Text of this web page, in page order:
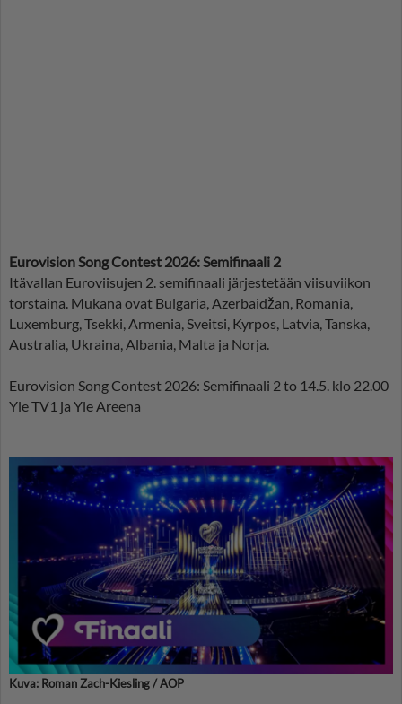
Eurovision Song Contest 2026: Semifinaali 2
Itävallan Euroviisujen 2. semifinaali järjestetään viisuviikon
torstaina. Mukana ovat Bulgaria, Azerbaidžan, Romania,
Luxemburg, Tsekki, Armenia, Sveitsi, Kyrpos, Latvia, Tanska,
Australia, Ukraina, Albania, Malta ja Norja.
Eurovision Song Contest 2026: Semifinaali 2 to 14.5. klo 22.00
Yle TV1 ja Yle Areena
Kuva: Roman Zach-Kiesling / AOP